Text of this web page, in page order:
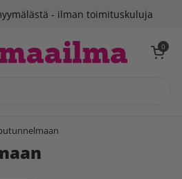
- ilman toimituskuluja
Avaa 0